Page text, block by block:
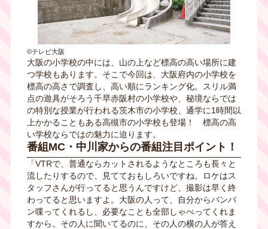
©テレビ大阪
大阪の小学校の中には、山の上など標高の高い場所に建
つ学校もあります。そこで今回は、大阪府内の小学校を
標高の高さで調査し、高い順にランキング化。スリル満
点の遊具がそろう千早赤阪村の小学校や、秘境ならでは
の特別な授業が行われる茨木市の小学校、通学に1時間以
上かかることもある高槻市の小学校も登場！ 標高の高
い学校ならではの魅力に迫ります。
番組MC・中川家からの番組注目ポイント！
「VTRで、普通ならカットされるようなところも長々と
流したりするので、見てておもしろいですね。ロケはス
タッフさんが行ってると思うんですけど、撮影は早く終
わってると思いますよ。大阪の人って、自分からバンバ
ン喋ってくれるし、必要なことも全部しゃべってくれま
すから。その人に聞いてるのに、その人の横の人が答え